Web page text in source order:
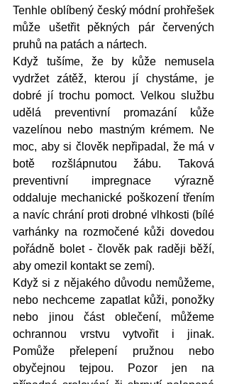
Tenhle oblíbený český módní prohřešek
může ušetřit pěkných pár červených
pruhů na patách a nártech.
Když tušíme, že by kůže nemusela
vydržet zátěž, kterou jí chystáme, je
dobré jí trochu pomoct. Velkou službu
udělá preventivní promazání kůže
vazelínou nebo mastným krémem. Ne
moc, aby si člověk nepřipadal, že má v
botě rozšlápnutou žábu. Taková
preventivní impregnace výrazně
oddaluje mechanické poškození třením
a navíc chrání proti drobné vlhkosti (bílé
varhánky na rozmočené kůži dovedou
pořádně bolet - člověk pak raději běží,
aby omezil kontakt se zemí).
Když si z nějakého důvodu nemůžeme,
nebo nechceme zapatlat kůži, ponožky
nebo jinou část oblečení, můžeme
ochrannou vrstvu vytvořit i jinak.
Pomůže přelepení pružnou nebo
obyčejnou tejpou. Pozor jen na